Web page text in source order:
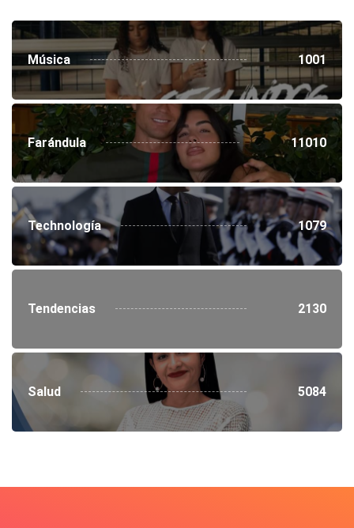
Música 1001
Farándula 11010
Technología 1079
Tendencias 2130
Salud 5084